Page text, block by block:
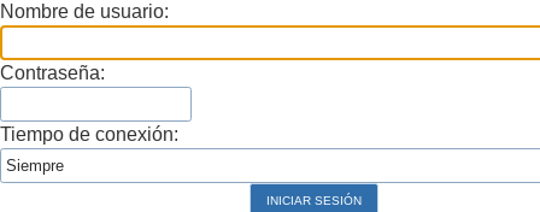
Nombre de usuario:
Contraseña:
Tiempo de conexión: